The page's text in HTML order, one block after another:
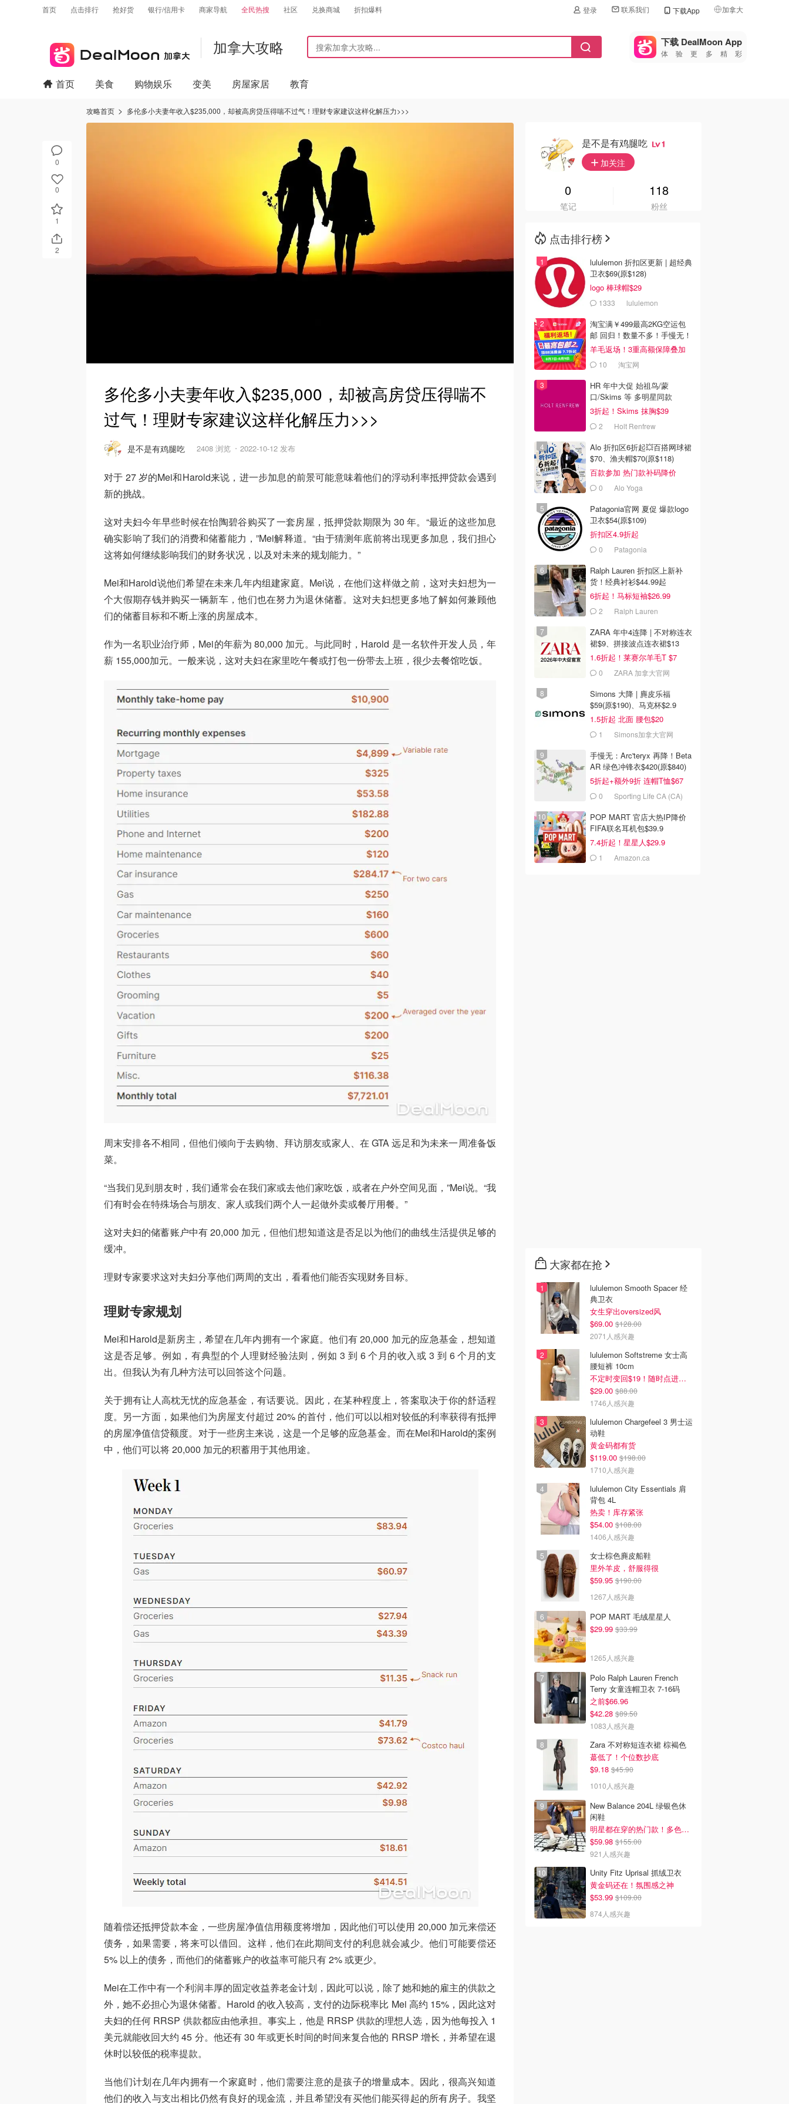
首页 点击排行 抢好货 银行/信用卡 商家导航 全民热搜 社区 兑换商城 折扣爆料 登录 联系我们 下载App 加拿大
🇺🇸
美国
🇨🇳中国
🇩🇪
🇮🇹
🇦🇺
加拿大攻略 下载 DealMoon App
体验更多精彩
0
0
1
2
首页 美食 购物娱乐 变美 房屋家居 教育
攻略首页 多伦多小夫妻年收入$235,000，却被高房贷压得喘不过气！理财专家建议这样化解压力>>>
多伦多小夫妻年收入$235,000，却被高房贷压得喘不
过气！理财专家建议这样化解压力>>>
是不是有鸡腿吃 2408 浏览 2022-10-12 发布
对于 27 岁的Mei和Harold来说，进一步加息的前景可能意味着他们的浮动利率抵押贷款会遇到
新的挑战。
这对夫妇今年早些时候在怡陶碧谷购买了一套房屋，抵押贷款期限为 30 年。“最近的这些加息
确实影响了我们的消费和储蓄能力，”Mei解释道。“由于猜测年底前将出现更多加息，我们担心
这将如何继续影响我们的财务状况，以及对未来的规划能力。”
Mei和Harold说他们希望在未来几年内组建家庭。Mei说，在他们这样做之前，这对夫妇想为一
个大假期存钱并购买一辆新车，他们也在努力为退休储蓄。这对夫妇想更多地了解如何兼顾他
们的储蓄目标和不断上涨的房屋成本。
作为一名职业治疗师，Mei的年薪为 80,000 加元。与此同时，Harold 是一名软件开发人员，年
薪 155,000加元。一般来说，这对夫妇在家里吃午餐或打包一份带去上班，很少去餐馆吃饭。
周末安排各不相同，但他们倾向于去购物、拜访朋友或家人、在 GTA 远足和为未来一周准备饭
菜。
“当我们见到朋友时，我们通常会在我们家或去他们家吃饭，或者在户外空间见面，”Mei说。“我
们有时会在特殊场合与朋友、家人或我们两个人一起做外卖或餐厅用餐。”
这对夫妇的储蓄账户中有 20,000 加元，但他们想知道这是否足以为他们的曲线生活提供足够的
缓冲。
理财专家要求这对夫妇分享他们两周的支出，看看他们能否实现财务目标。
理财专家规划
Mei和Harold是新房主，希望在几年内拥有一个家庭。他们有 20,000 加元的应急基金，想知道
这是否足够。例如，有典型的个人理财经验法则，例如 3 到 6 个月的收入或 3 到 6 个月的支
出。但我认为有几种方法可以回答这个问题。
关于拥有让人高枕无忧的应急基金，有话要说。因此，在某种程度上，答案取决于你的舒适程
度。另一方面，如果他们为房屋支付超过 20% 的首付，他们可以以相对较低的利率获得有抵押
的房屋净值信贷额度。对于一些房主来说，这是一个足够的应急基金。而在Mei和Harold的案例
中，他们可以将 20,000 加元的积蓄用于其他用途。
随着偿还抵押贷款本金，一些房屋净值信用额度将增加，因此他们可以使用 20,000 加元来偿还
债务，如果需要，将来可以借回。这样，他们在此期间支付的利息就会减少。他们可能要偿还
5% 以上的债务，而他们的储蓄账户的收益率可能只有 2% 或更少。
Mei在工作中有一个利润丰厚的固定收益养老金计划，因此可以说，除了她和她的雇主的供款之
外，她不必担心为退休储蓄。Harold 的收入较高，支付的边际税率比 Mei 高约 15%，因此这对
夫妇的任何 RRSP 供款都应由他承担。事实上，他是 RRSP 供款的理想人选，因为他每投入 1
美元就能收回大约 45 分。他还有 30 年或更长时间的时间来复合他的 RRSP 增长，并希望在退
休时以较低的税率提款。
当他们计划在几年内拥有一个家庭时，他们需要注意的是孩子的增量成本。因此，很高兴知道
他们的收入与支出相比仍然有良好的现金流，并且希望没有买他们能买得起的所有房子。我坚
是不是有鸡腿吃 1
加关注
0
笔记
118
粉丝
点击排行榜
lululemon 折扣区更新 | 超经典
卫衣$69(原$128)
logo 棒球帽$29
1333 lululemon
淘宝满￥499最高2KG空运包
邮 回归！数量不多！手慢无！
羊毛返场！3重高额保障叠加
10 淘宝网
HR 年中大促 始祖鸟/蒙
口/Skims 等 多明星同款
3折起！Skims 抹胸$39
2 Holt Renfrew
Alo 折扣区6折起💥百搭网球裙
$70、渔夫帽$70(原$118)
百款参加 热门款补码降价
0 Alo Yoga
Patagonia官网 夏促 爆款logo
卫衣$54(原$109)
折扣区4.9折起
0 Patagonia
Ralph Lauren 折扣区上新补
货！经典衬衫$44.99起
6折起！马标短袖$26.99
2 Ralph Lauren
ZARA 年中4连降 | 不对称连衣
裙$9、拼接波点连衣裙$13
1.6折起！莱赛尔羊毛T $7
0 ZARA 加拿大官网
Simons 大降 | 麂皮乐福
$59(原$190)、马克杯$2.9
1.5折起 北面 腰包$20
1 Simons加拿大官网
手慢无：Arc'teryx 再降！Beta
AR 绿色冲锋衣$420(原$840)
5折起+额外9折 连帽T恤$67
0 Sporting Life CA (CA)
POP MART 官店大热IP降价
FIFA联名耳机包$39.9
7.4折起！星星人$29.9
1 Amazon.ca
大家都在抢
lululemon Smooth Spacer 经
典卫衣
女生穿出oversized风
$69.00 $128.00
2071人感兴趣
lululemon Softstreme 女士高
腰短裤 10cm
不定时变回$19！随时点进来看
$29.00 $88.00
1746人感兴趣
lululemon Chargefeel 3 男士运
动鞋
黄金码都有货
$119.00 $198.00
1710人感兴趣
lululemon City Essentials 肩
背包 4L
热卖！库存紧张
$54.00 $108.00
1406人感兴趣
女士棕色麂皮船鞋
里外羊皮，舒服得很
$59.95 $190.00
1267人感兴趣
POP MART 毛绒星星人
$29.99 $33.99
1265人感兴趣
Polo Ralph Lauren French
Terry 女童连帽卫衣 7-16码
之前$66.96
$42.28 $89.50
1083人感兴趣
Zara 不对称短连衣裙 棕褐色
蕞低了！个位数抄底
$9.18 $45.90
1010人感兴趣
New Balance 204L 绿银色休
闲鞋
明星都在穿的热门款！多色可选 3.8折
$59.98 $155.00
921人感兴趣
Unity Fitz Uprisal 抓绒卫衣
黄金码还在！氛围感之神
$53.99 $109.00
874人感兴趣